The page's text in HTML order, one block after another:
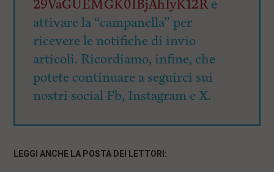
29VaGUEMGK0IBjAhIyK12Re
attivare la “campanella” per
ricevere le notifiche di invio
articoli. Ricordiamo, infine, che
potete continuare a seguirci sui
nostri social Fb, Instagram e X.
LEGGI ANCHE LA POSTA DEI LETTORI: